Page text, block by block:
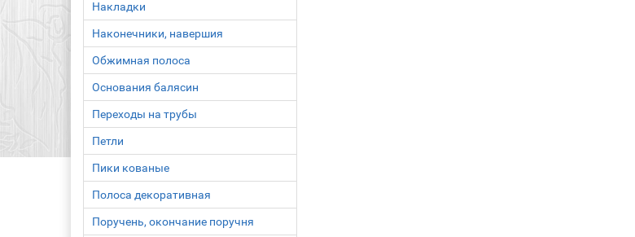
Накладки
Наконечники, навершия
Обжимная полоса
Основания балясин
Переходы на трубы
Петли
Пики кованые
Полоса декоративная
Поручень, окончание поручня